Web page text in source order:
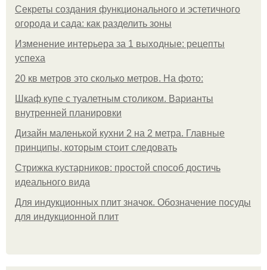
Секреты создания функционального и эстетичного
огорода и сада: как разделить зоны
Изменение интерьера за 1 выходные: рецепты
успеха
20 кв метров это сколько метров. На фото:
Шкаф купе с туалетным столиком. Варианты
внутренней планировки
Дизайн маленькой кухни 2 на 2 метра. Главные
принципы, которым стоит следовать
Стрижка кустарников: простой способ достичь
идеального вида
Для индукционных плит значок. Обозначение посуды
для индукционной плит